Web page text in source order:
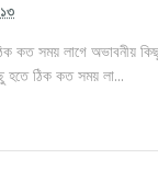
কত সময় লাগে অভাবনীয়
হতে ঠিক কত সময় লা...